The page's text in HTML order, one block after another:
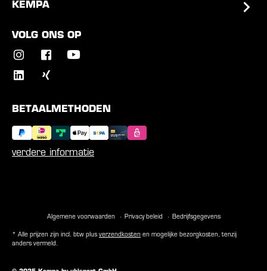
KEMPA
VOLG ONS OP
BETAALMETHODEN
verdere informatie
Algemene voorwaarden Privacy beleid Bedrijfsgegevens
* Alle prijzen zijn incl. btw plus verzendkosten en mogelijke bezorgkosten, tenzij
anders vermeld.